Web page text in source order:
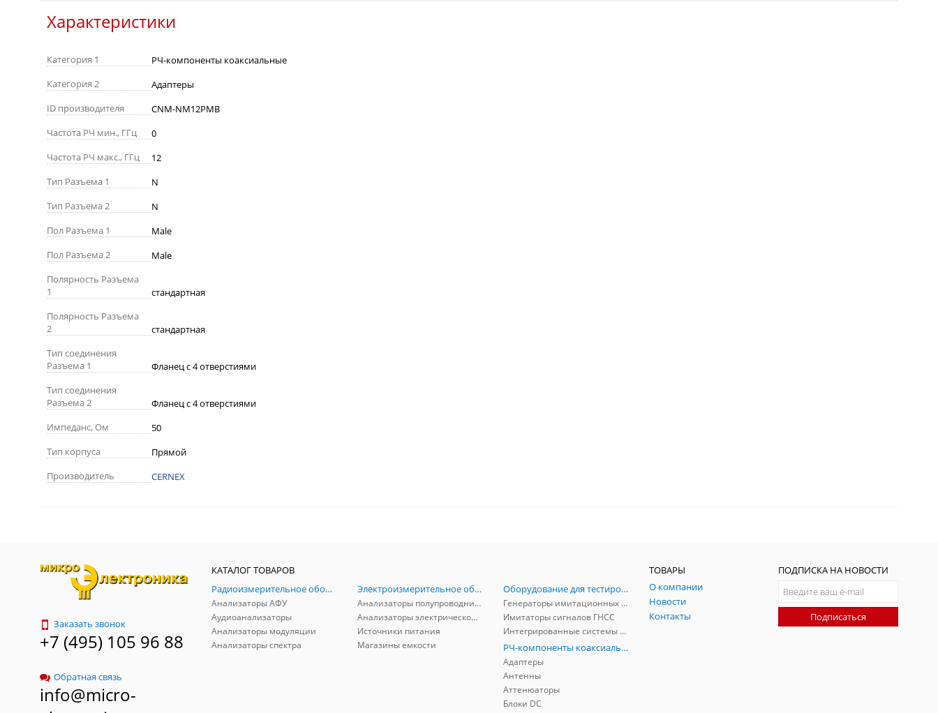
Характеристики
Категория 1
РЧ-компоненты коаксиальные
Категория 2
Адаптеры
ID производителя
CNM-NM12PMB
Частота РЧ мин., ГГц
0
Частота РЧ макс., ГГц
12
Тип Разъема 1
N
Тип Разъема 2
N
Пол Разъема 1
Male
Пол Разъема 2
Male
Полярность Разъема
1
стандартная
Полярность Разъема
2
стандартная
Тип соединения
Разъема 1
Фланец с 4 отверстиями
Тип соединения
Разъема 2
Фланец с 4 отверстиями
Импеданс, Ом
50
Тип корпуса
Прямой
Производитель
CERNEX
Заказать звонок
+7 (495) 105 96 88
Обратная связь
info@micro-
КАТАЛОГ ТОВАРОВ
Радиоизмерительное оборудование
Анализаторы АФУ
Аудиоанализаторы
Анализаторы модуляции
Анализаторы спектра
Электроизмерительное оборудование
Анализаторы полупроводников
Анализаторы электрической мощности
Источники питания
Магазины емкости
Оборудование для тестирования и симуляции ГНСС
Генераторы имитационных и заградительных помех
Имитаторы сигналов ГНСС
Интегрированные системы защиты от ГНСС-помех
РЧ-компоненты коаксиальные
Адаптеры
Антенны
Аттенюаторы
Блоки DC
ТОВАРЫ
О компании
Новости
Контакты
ПОДПИСКА НА НОВОСТИ
Подписаться